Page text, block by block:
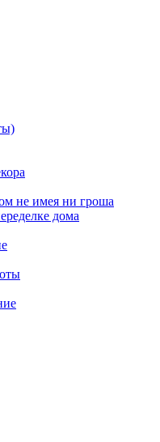
не имея ни гроша
дома